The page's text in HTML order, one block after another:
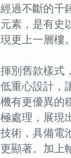
經過不斷的千
元素，是有史
現更上一層樓
揮別舊款樣式
低重心設計，
機有更優異的
極處理，展現
技術，具備電
更顯著。加上